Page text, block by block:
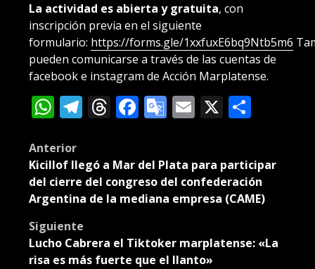
La actividad es abierta y gratuita, con
inscripción previa en el siguiente
formulario: https://forms.gle/1xxfuxE6bq9Ntb5m6
pueden comunicarse a través de las cuentas de
facebook e instagram de Acción Marplatense.
WhatsApp
Telegram
Threads
Facebook
Google
Email
X
Post
navigation
Anterior
Kicillof llegó a Mar del Plata para participar
del cierre del congreso del confederación
Argentina de la mediana empresa (CAME)
Siguiente
Lucho Cabrera el Tiktoker marplatense: «La
risa es más fuerte que el llanto»